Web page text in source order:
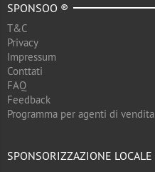
SPONSOO ®
T&C
Privacy
Impressum
Conttati
FAQ
Feedback
Programma per agenti di vendita
SPONSORIZZAZIONE LOCALE